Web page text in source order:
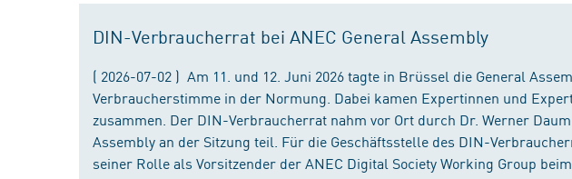
DIN-Verbraucherrat bei ANEC General Assembly
( 2026-07-02 ) Am 11. und 12. Juni 2026 tagte in Brüssel die General
Verbraucherstimme in der Normung. Dabei kamen Expertinnen und
zusammen. Der DIN-Verbraucherrat nahm vor Ort durch Dr. Werner
Assembly an der Sitzung teil. Für die Geschäftsstelle des DIN-
seiner Rolle als Vorsitzender der ANEC Digital Society Working Group